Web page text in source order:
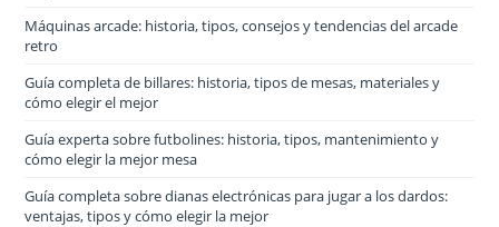
Máquinas arcade: historia, tipos, consejos y tendencias del arcade
retro
Guía completa de billares: historia, tipos de mesas, materiales y
cómo elegir el mejor
Guía experta sobre futbolines: historia, tipos, mantenimiento y
cómo elegir la mejor mesa
Guía completa sobre dianas electrónicas para jugar a los dardos:
ventajas, tipos y cómo elegir la mejor